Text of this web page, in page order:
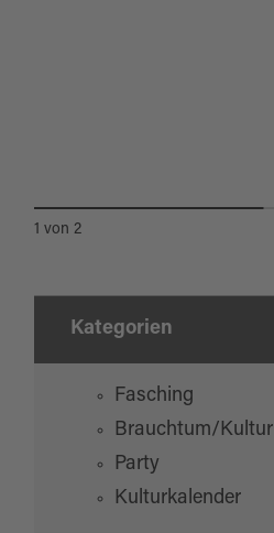
1 von2
Kategorien
Fasching
Brauchtum/Kultur
Party
Kulturkalender